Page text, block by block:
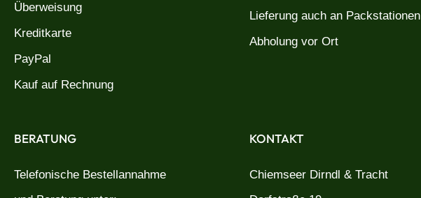
Überweisung
Kreditkarte
PayPal
Kauf auf Rechnung
Lieferung auch an Packstationen
Abholung vor Ort
BERATUNG
Telefonische Bestellannahme
KONTAKT
Chiemseer Dirndl & Tracht